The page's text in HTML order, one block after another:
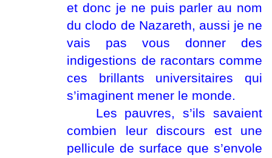
et donc je ne puis parler au nom
du clodo de Nazareth, aussi je ne
vais pas vous donner des
indigestions de racontars comme
ces brillants universitaires qui
s’imaginent mener le monde.
Les pauvres, s’ils savaient
combien leur discours est une
pellicule de surface que s’envole